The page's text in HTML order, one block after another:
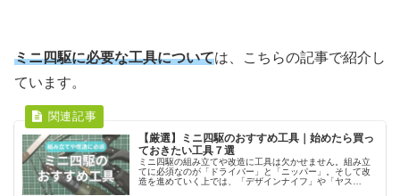
ミニ四駆に必要な工具については、こちらの記事で紹介し
ています。
【厳選】ミニ四駆のおすすめ工具｜始めたら買っ
ておきたい工具７選
ミニ四駆の組み立てや改造に工具は欠かせません。組み立
てに必須なのが「ドライバー」と「ニッパー」。そして改
造を進めていく上では、「デザインナイフ」や「ヤス